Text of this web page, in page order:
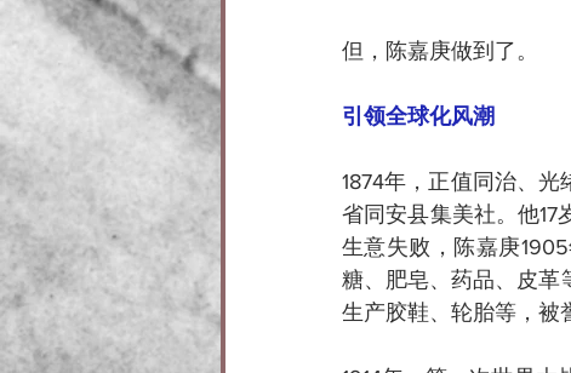
但，陈嘉庚做到了。
引领全球化风潮
1874年，正值同治、
省同安县集美社。他
生意失败，陈嘉庚
糖、肥皂、药品、皮革
生产胶鞋、轮胎等，被